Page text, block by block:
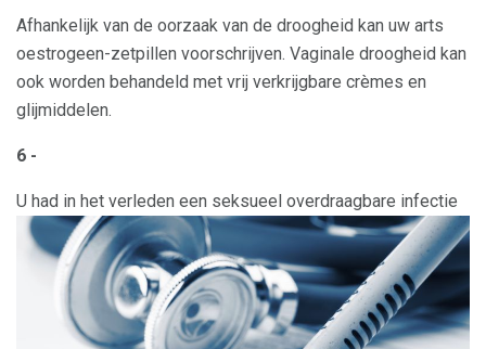
Afhankelijk van de oorzaak van de droogheid kan uw arts
oestrogeen-zetpillen voorschrijven. Vaginale droogheid kan
ook worden behandeld met vrij verkrijgbare crèmes en
glijmiddelen.
6 -
U had in het verleden een seksueel overdraagbare infectie